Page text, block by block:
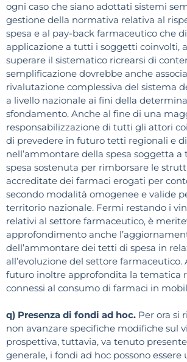
ogni caso che siano adottati sistemi
gestione della normativa relativa al
spesa e al pay-back farmaceutico che
applicazione a tutti i soggetti coinvolti,
superare il sistematico ricrearsi di
semplificazione dovrebbe anche
rivalutazione complessiva del sistema
a livello nazionale ai fini della
sfondamento. Anche al fine di una
responsabilizzazione di tutti gli attori
di prevedere in futuro tetti regionali e
nell’ammontare della spesa soggetta a
spesa sostenuta per rimborsare le
accreditate dei farmaci erogati per
secondo modalità omogenee e valide
territorio nazionale. Fermi restando i
relativi al settore farmaceutico, è
approfondimento anche
dell’ammontare dei tetti di spesa in
all’evoluzione del settore farmaceutico.
futuro inoltre approfondita la tematica
connessi al consumo di farmaci in
q) Presenza di fondi ad hoc. Per ora si
non avanzare specifiche modifiche sul
prospettiva, tuttavia, va tenuto
generale, i fondi ad hoc possono